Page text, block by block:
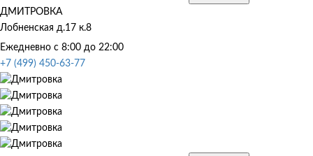
ДМИТРОВКА
Лобненская д.17 к.8
Ежедневно с 8:00 до 22:00
+7 (499) 450-63-77